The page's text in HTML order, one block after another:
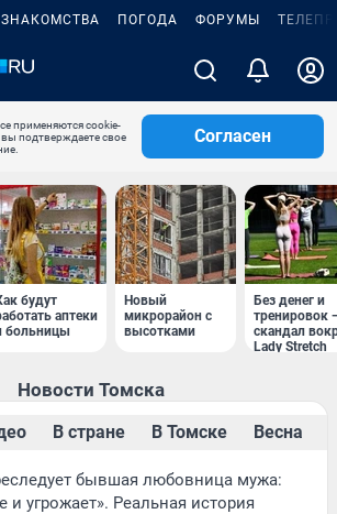
ЗНАКОМСТВА ПОГОДА ФОРУМЫ
применяются cookie-
вы подтверждаете свое
Согласен
будут
аптеки
больницы
Новый
микрорайон с
высотками
Без денег и
тренировок
скандал
Lady Stretch
Новости Томска
В стране В Томске Весна
бывшая любовница мужа:
и угрожает». Реальная история